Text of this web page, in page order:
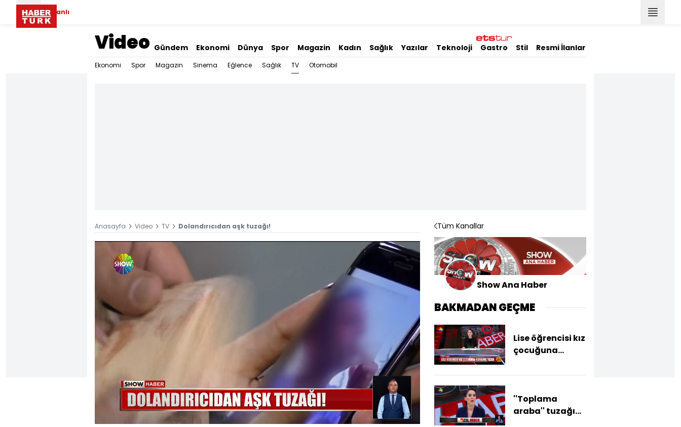
Canlı
Video Gündem Ekonomi Dünya Spor Magazin Kadın Sağlık Yazılar Teknoloji Gastro Stil Resmi İlanlar
Ekonomi Spor Magazin Sinema Eğlence Sağlık TV Otomobil
Anasayfa Video TV Dolandırıcıdan aşk tuzağı!
720
Yüklendi
46.97%
Oynatma
Hızı
Tüm Kanallar
Show Ana Haber
BAKMADAN GEÇME
Lise öğrencisi kız
çocuğuna
''Toplama
araba'' tuzağı...